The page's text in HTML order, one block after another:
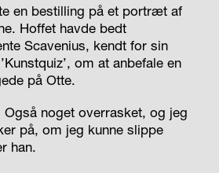
en bestilling på et portræt af
Hoffet havde bedt
Scavenius, kendt for sin
om at anbefale en
på Otte.
noget overrasket, og jeg
på, om jeg kunne slippe
han.